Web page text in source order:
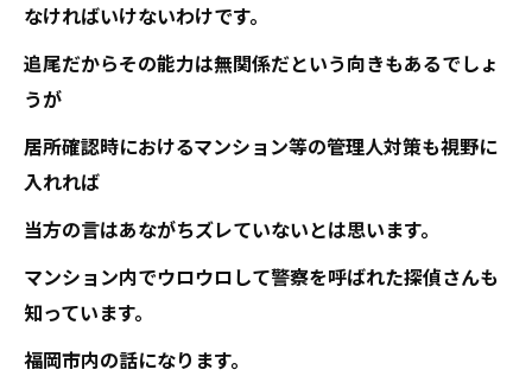
なければいけないわけです。
追尾だからその能力は無関係だという向きもあるでしょ
うが
居所確認時におけるマンション等の管理人対策も視野に
入れれば
当方の言はあながちズレていないとは思います。
マンション内でウロウロして警察を呼ばれた探偵さんも
知っています。
福岡市内の話になります。